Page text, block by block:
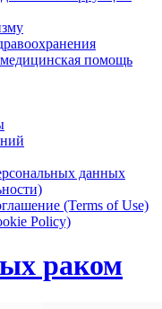
помощь
данных
(Terms of Use)
Policy)
раком